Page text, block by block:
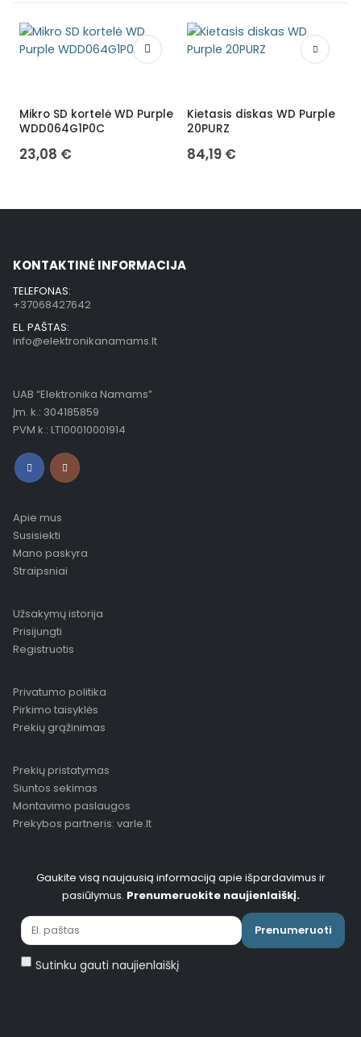
Mikro SD kortelė WD Purple
WDD064G1P0C
23,08 €
Kietasis diskas WD Purple
20PURZ
84,19 €
KONTAKTINĖ INFORMACIJA
TELEFONAS:
+37068427642
EL. PAŠTAS:
info@elektronikanamams.lt
UAB “Elektronika Namams”
Įm. k.: 304185859
PVM k.: LT100010001914
Apie mus
Susisiekti
Mano paskyra
Straipsniai
Užsakymų istorija
Prisijungti
Registruotis
Privatumo politika
Pirkimo taisyklės
Prekių grąžinimas
Prekių pristatymas
Siuntos sekimas
Montavimo paslaugos
Prekybos partneris: varle.lt
Gaukite visą naujausią informaciją apie išpardavimus ir
pasiūlymus. Prenumeruokite naujienlaiškį.
Prenumeruoti
Sutinku gauti naujienlaiškį